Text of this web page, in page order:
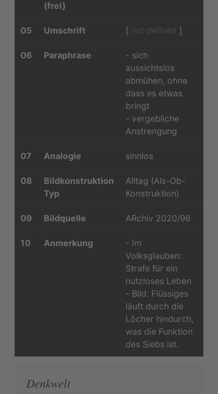
(frei)
05 Umschrift [ not defined ]
06 Paraphrase
- sich
aussichtslos
abmühen, ohne
dass es etwas
bringt
- vergebliche
Anstrengung
07 Analogie sinnlos
08
Bildkonstruktion
Typ
Alltag (Als-Ob-
Konstruktion)
09 Bildquelle ARchiv 2020/96
10 Anmerkung
- Im
Volksglauben:
Strafe für ein
nutzloses Leben
- Bild: Flüssiges
läuft durch die
Löcher hindurch,
was die Funktion
des Siebs ist.
Denkwelt